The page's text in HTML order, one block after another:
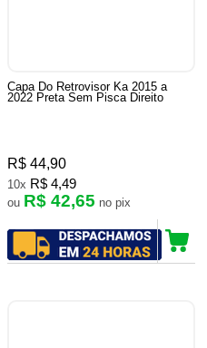
Capa Do Retrovisor Ka 2015 a
2022 Preta Sem Pisca Direito
R$ 44,90
10x R$ 4,49
ou R$ 42,65 no pix